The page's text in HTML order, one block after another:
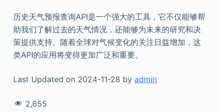
历史天气预报查询API是一个强大的工具，它不仅能够帮
助我们了解过去的天气情况，还能够为未来的研究和决
策提供支持。随着全球对气候变化的关注日益增加，这
类API的应用将变得更加广泛和重要。
Last Updated on 2024-11-28 by admin
2,655